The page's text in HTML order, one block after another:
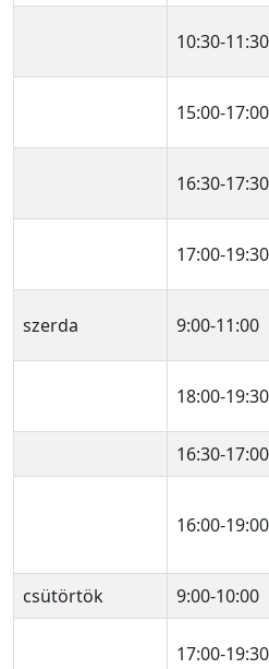
10:30-11:30
15:00-17:00
16:30-17:30
17:00-19:30
szerda 9:00-11:00
18:00-19:30
16:30-17:00
16:00-19:00
csütörtök
9:00-10:00
17:00-19:30